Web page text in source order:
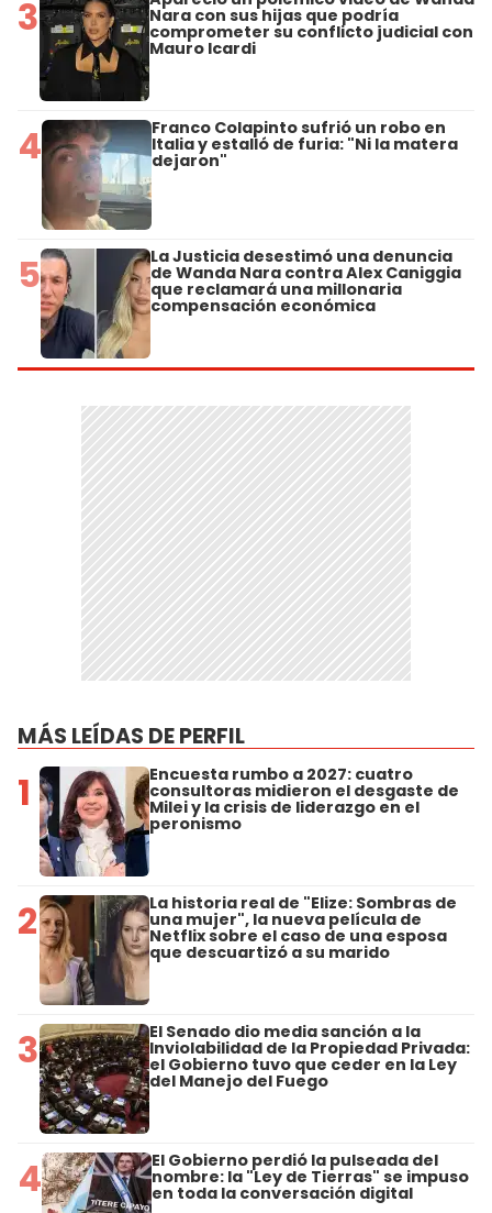
3 Nara con sus hijas que podría
comprometer su conflicto judicial con
Mauro Icardi
4 Franco Colapinto sufrió un robo en
Italia y estalló de furia: "Ni la matera
dejaron"
5 La Justicia desestimó una denuncia
de Wanda Nara contra Alex Caniggia
que reclamará una millonaria
compensación económica
MÁS LEÍDAS DE PERFIL
1 Encuesta rumbo a 2027: cuatro
consultoras midieron el desgaste de
Milei y la crisis de liderazgo en el
peronismo
2 La historia real de "Elize: Sombras de
una mujer", la nueva película de
Netflix sobre el caso de una esposa
que descuartizó a su marido
3 El Senado dio media sanción a la
Inviolabilidad de la Propiedad Privada:
el Gobierno tuvo que ceder en la Ley
del Manejo del Fuego
4 El Gobierno perdió la pulseada del
nombre: la "Ley de Tierras" se impuso
en toda la conversación digital